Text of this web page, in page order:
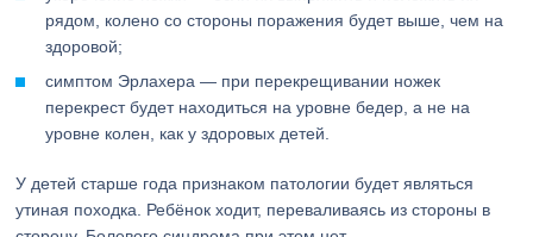
рядом, колено со стороны поражения будет выше, чем на
здоровой;
симптом Эрлахера — при перекрещивании ножек
перекрест будет находиться на уровне бедер, а не на
уровне колен, как у здоровых детей.
У детей старше года признаком патологии будет являться
утиная походка. Ребёнок ходит, переваливаясь из стороны в